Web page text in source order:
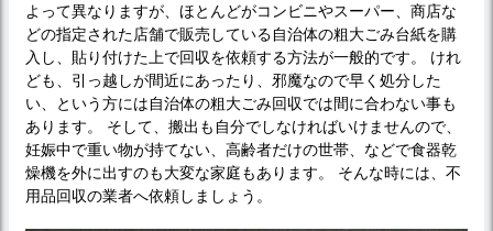
よって異なりますが、ほとんどがコンビニやスーパー、商店な
どの指定された店舗で販売している自治体の粗大ごみ台紙を購
入し、貼り付けた上で回収を依頼する方法が一般的です。 けれ
ども、引っ越しが間近にあったり、邪魔なので早く処分した
い、という方には自治体の粗大ごみ回収では間に合わない事も
あります。 そして、搬出も自分でしなければいけませんので、
妊娠中で重い物が持てない、高齢者だけの世帯、などで食器乾
燥機を外に出すのも大変な家庭もあります。 そんな時には、不
用品回収の業者へ依頼しましょう。